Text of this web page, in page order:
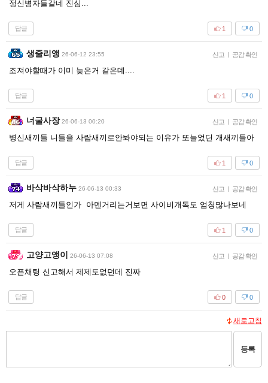
정신병자들같네 진심...
답글 0
1
생줄리앵 26-06-12 23:55 신고 | 공감 확인
조져야할때가 이미 늦은거 같은데....
답글 0
1
너굴사장 26-06-13 00:20 신고 | 공감 확인
병신새끼들 니들을 사람새끼로안봐야되는 이유가 또늘었딘 개새끼들아
답글 0
1
바삭바삭하누 26-06-13 00:33 신고 | 공감 확인
저게 사람새끼들인가 아멘거리는거보면 사이비개독도 엄청많나보네
답글 0
1
고양고앵이 26-06-13 07:08 신고 | 공감 확인
오픈채팅 신고해서 제제도없던데 진짜
답글 0
0
새로고침
등록